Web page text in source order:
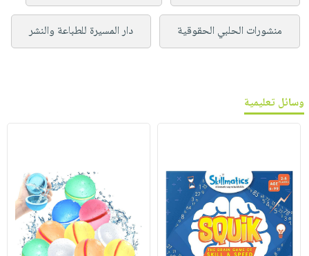
منشورات الحلبي الحقوقية دار المسيرة للطباعة والنشر
وسائل تعليمية